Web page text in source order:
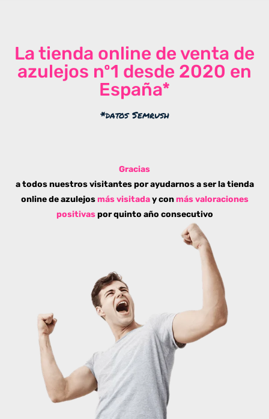
La tienda online de venta de
azulejos nº1 desde 2020 en
España*
*datos Semrush
Gracias
a todos nuestros visitantes por ayudarnos a ser la tienda
online de azulejos más visitaday conmás valoraciones
positivaspor quinto año consecutivo